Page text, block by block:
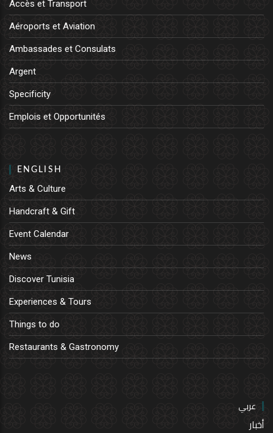
Accès et Transport
Aéroports et Aviation
Ambassades et Consulats
Argent
Specificity
Emplois et Opportunités
ENGLISH
Arts & Culture
Handcraft & Gift
Event Calendar
News
Discover Tunisia
Experiences & Tours
Things to do
Restaurants & Gastronomy
عربي
أخبار